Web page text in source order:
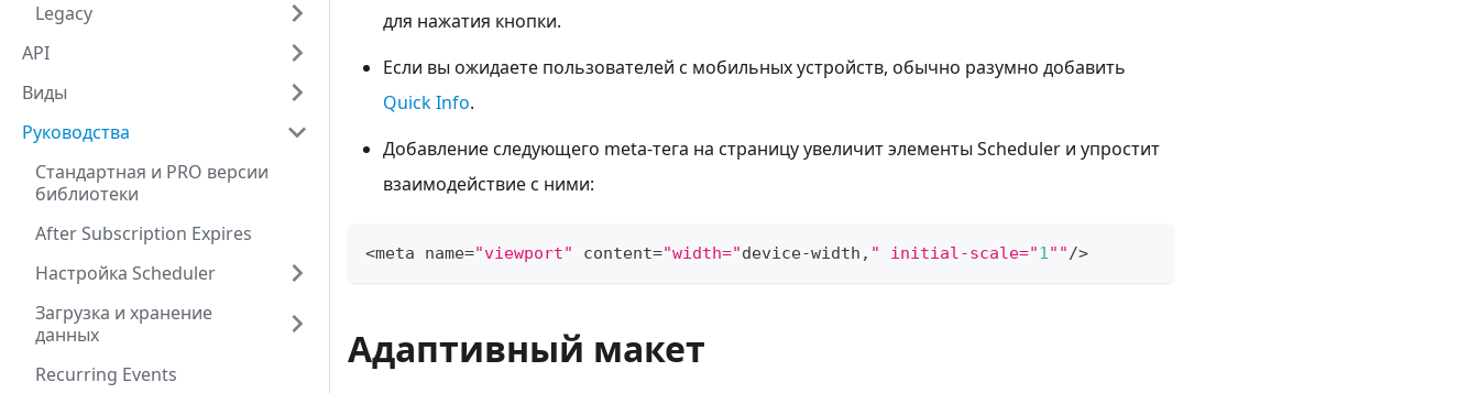
Legacy
API
Виды
Руководства
Стандартная и PRO версии
библиотеки
After Subscription Expires
Настройка Scheduler
Загрузка и хранение
данных
Recurring Events
для нажатия кнопки.
Если вы ожидаете пользователей с мобильных устройств, обычно разумно добавить
Quick Info.
Добавление следующего meta-тега на страницу увеличит элементы Scheduler и упростит
взаимодействие с ними:
<meta name="viewport" content="width="device-width , " initial-scale="1""/>
Адаптивный макет